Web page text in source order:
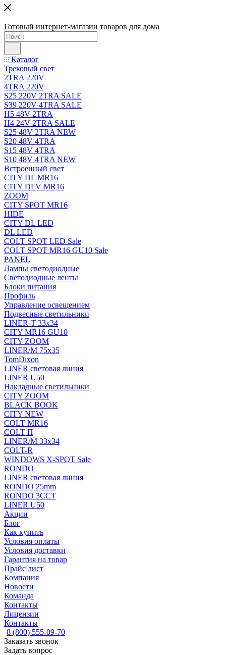
Готовый интернет-магазин товаров для дома
Каталог
Трековый свет
2TRA 220V
4TRA 220V
S25 220V 2TRA SALE
S39 220V 4TRA SALE
H5 48V 2TRA
H4 24V 2TRA SALE
S25 48V 2TRA NEW
S20 48V 4TRA
S15 48V 4TRA
S10 48V 4TRA NEW
Встроенный свет
CITY DL MR16
CITY DLV MR16
ZOOM
CITY SPOT MR16
HIDE
CITY DL LED
DL LED
COLT SPOT LED Sale
COLT SPOT MR16 GU10 Sale
PANEL
Лампы светодиодные
Светодиодные ленты
Блоки питания
Профиль
Управление освещением
Подвесные светильники
LINER-T 33x34
CITY MR16 GU10
CITY ZOOM
LINER/M 75х35
TomDixon
LINER световая линия
LINER U50
Накладные светильники
CITY ZOOM
BLACK BOOK
CITY NEW
COLT MR16
COLT П
LINER/М 33х34
COLT-R
WINDOWS X-SPOT Sale
RONDO
LINER световая линия
RONDO 25mm
RONDO 3CCT
LINER U50
Акции
Блог
Как купить
Условия оплаты
Условия доставки
Гарантия на товар
Прайс лист
Компания
Новости
Команда
Контакты
Лицензии
Контакты
8 (800) 555-09-70
Заказать звонок
Задать вопрос